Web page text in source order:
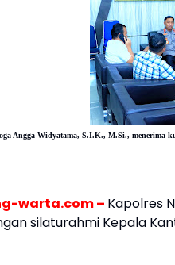
Angga Widyatama, S.I.K., M.Si.,
warta.com – Kapolres
silaturahmi Kepala